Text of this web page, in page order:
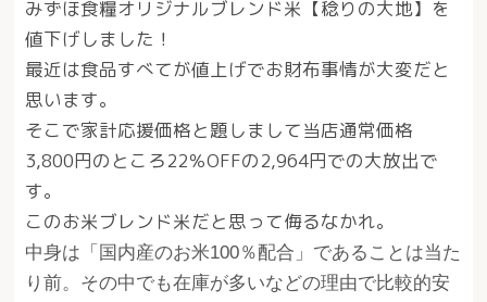
みずほ食糧オリジナルブレンド米【稔りの大地】を
値下げしました！
最近は食品すべてが値上げでお財布事情が大変だと
思います。
そこで家計応援価格と題しまして当店通常価格
3,800円のところ22％OFFの2,964円での大放出で
す。
このお米ブレンド米だと思って侮るなかれ。
中身は「国内産のお米100％配合」であることは当た
り前。 その中でも在庫が多いなどの理由で比較的安